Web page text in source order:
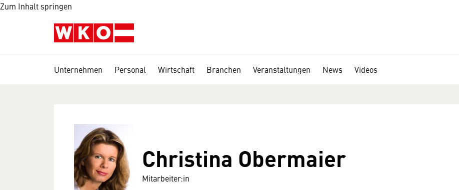
Zum Inhalt springen
Unternehmen Personal Wirtschaft Branchen Veranstaltungen News Videos
Christina Obermaier
Mitarbeiter:in